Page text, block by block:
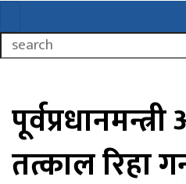
तत्काल रिहा